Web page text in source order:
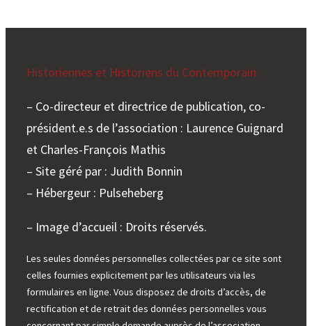
Historiennes et Historiens du Contemporain
– Co-directeur et directrice de publication, co-
président.e.s de l’association : Laurence Guignard
et Charles-François Mathis
– Site géré par : Judith Bonnin
– Hébergeur : Pulseheberg
– Image d’accueil : Droits réservés.
Les seules données personnelles collectées par ce site sont
celles fournies explicitement par les utilisateurs via les
formulaires en ligne. Vous disposez de droits d’accès, de
rectification et de retrait des données personnelles vous